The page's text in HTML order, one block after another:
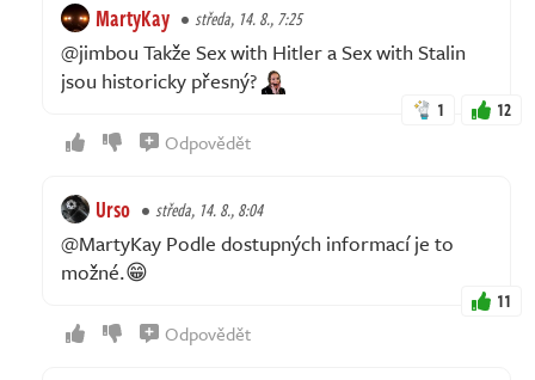
MartyKay středa, 14. 8., 7:25
@jimbou Takže Sex with Hitler a Sex with Stalin
jsou historicky přesný?
1 12
Odpovědět
Urso středa, 14. 8., 8:04
@MartyKay Podle dostupných informací je to
možné.😁
11
Odpovědět